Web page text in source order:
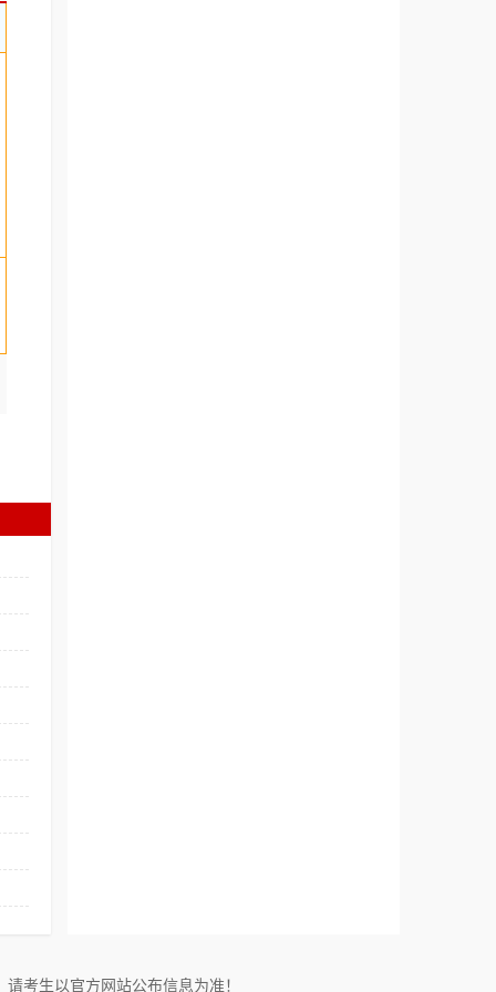
考生以官方网站公布信息为准！